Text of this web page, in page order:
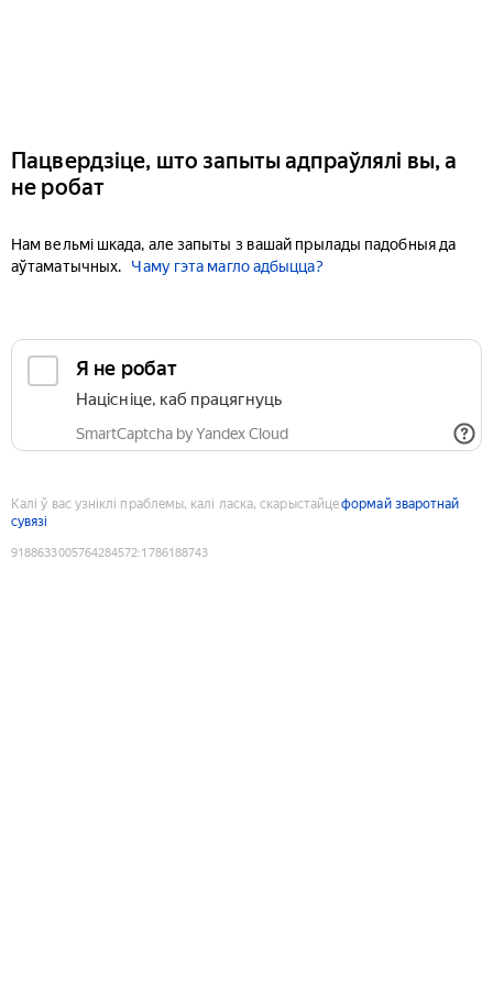
Пацвердзіце, што запыты адпраўлялі вы, а
не робат
Нам вельмі шкада, але запыты з вашай прылады падобныя да
аўтаматычных.
Чаму гэта магло адбыцца?
Я не робат
Націсніце, каб працягнуць
SmartCaptcha by Yandex Cloud
Калі ў вас узніклі праблемы, калі ласка, скарыстайцеформай зваротнай
сувязі
9188633005764284572:1786188743